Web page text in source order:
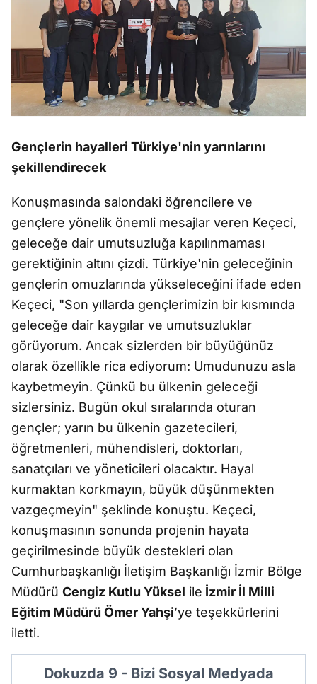
Gençlerin hayalleri Türkiye'nin yarınlarını
şekillendirecek
Konuşmasında salondaki öğrencilere ve
gençlere yönelik önemli mesajlar veren Keçeci,
geleceğe dair umutsuzluğa kapılınmaması
gerektiğinin altını çizdi. Türkiye'nin geleceğinin
gençlerin omuzlarında yükseleceğini ifade eden
Keçeci, "Son yıllarda gençlerimizin bir kısmında
geleceğe dair kaygılar ve umutsuzluklar
görüyorum. Ancak sizlerden bir büyüğünüz
olarak özellikle rica ediyorum: Umudunuzu asla
kaybetmeyin. Çünkü bu ülkenin geleceği
sizlersiniz. Bugün okul sıralarında oturan
gençler; yarın bu ülkenin gazetecileri,
öğretmenleri, mühendisleri, doktorları,
sanatçıları ve yöneticileri olacaktır. Hayal
kurmaktan korkmayın, büyük düşünmekten
vazgeçmeyin" şeklinde konuştu. Keçeci,
konuşmasının sonunda projenin hayata
geçirilmesinde büyük destekleri olan
Cumhurbaşkanlığı İletişim Başkanlığı İzmir Bölge
Müdürü Cengiz Kutlu Yüksel ile İzmir İl Milli
Eğitim Müdürü Ömer Yahşi’ye teşekkürlerini
iletti.
Dokuzda 9 - Bizi Sosyal Medyada